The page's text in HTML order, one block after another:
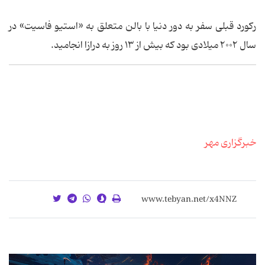
رکورد قبلی سفر به دور دنیا با بالن متعلق به «استیو فاسیت» در
سال ۲۰۰۲ میلادی بود که بیش از ۱۳ روز به درازا انجامید.
خبرگزاری مهر